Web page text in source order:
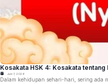
Kosakata HSK 4: Kosakata
Juni 7, 2026
Dalam kehidupan sehari-hari, sering ada